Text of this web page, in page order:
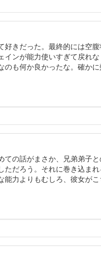
きだった。最終的には空
インが能力使いすぎて戻れ
も何か良かったな。確かに
話がまさか、兄弟弟子と
ただろう。それに巻き込ま
力よりもむしろ、彼女が